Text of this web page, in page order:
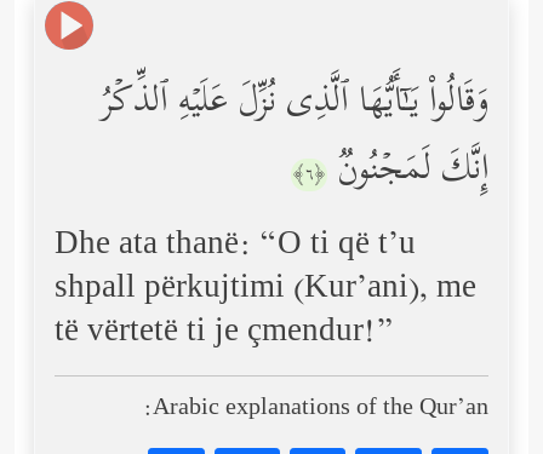
وَقَالُواْ یَـٰۤأَیُّهَا ٱلَّذِی نُزِّلَ عَلَیۡهِ ٱلذِّكۡرُ
إِنَّكَ لَمَجۡنُونࣱ ﴿٦﴾
Dhe ata thanë: “O ti që t’u
shpall përkujtimi (Kur’ani), me
të vërtetë ti je çmendur!”
Arabic explanations of the Qur’an: